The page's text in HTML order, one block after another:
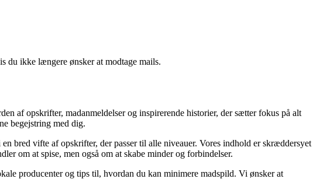
du ikke længere ønsker at modtage mails.
af opskrifter, madanmeldelser og inspirerende historier, der sætter fokus på alt
begejstring med dig.
bred vifte af opskrifter, der passer til alle niveauer. Vores indhold er skræddersyet
om at spise, men også om at skabe minder og forbindelser.
producenter og tips til, hvordan du kan minimere madspild. Vi ønsker at